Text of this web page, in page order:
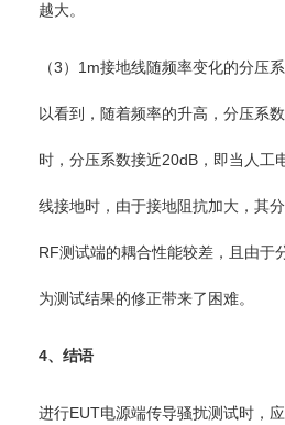
越大。
（3）1m接地线随频率变化的分压
以看到，随着频率的升高，分压系
时，分压系数接近20dB，即当人工
线接地时，由于接地阻抗加大，其
RF测试端的耦合性能较差，且由于
为测试结果的修正带来了困难。
4、结语
进行EUT电源端传导骚扰测试时，